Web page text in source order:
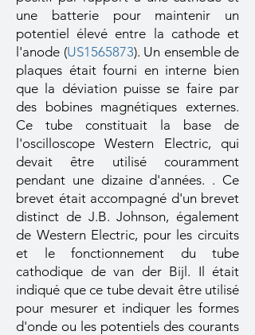
une batterie pour maintenir un
potentiel élevé entre la cathode et
l'anode (US1565873). Un ensemble de
plaques était fourni en interne bien
que la déviation puisse se faire par
des bobines magnétiques externes.
Ce tube constituait la base de
l'oscilloscope Western Electric, qui
devait être utilisé couramment
pendant une dizaine d'années. . Ce
brevet était accompagné d'un brevet
distinct de J.B. Johnson, également
de Western Electric, pour les circuits
et le fonctionnement du tube
cathodique de van der Bijl. Il était
indiqué que ce tube devait être utilisé
pour mesurer et indiquer les formes
d'onde ou les potentiels des courants